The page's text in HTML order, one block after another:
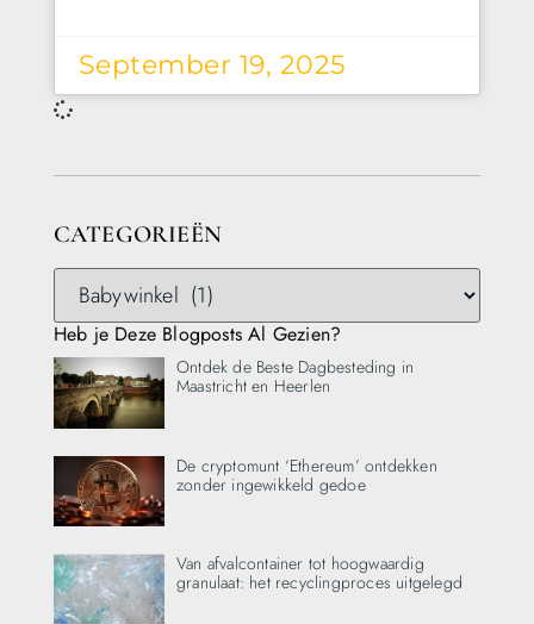
CATEGORIEËN
Heb je Deze Blogposts Al Gezien?
Ontdek de Beste Dagbesteding in
Maastricht en Heerlen
De cryptomunt ‘Ethereum’ ontdekken
zonder ingewikkeld gedoe
Van afvalcontainer tot hoogwaardig
granulaat: het recyclingproces uitgelegd
September 19, 2025